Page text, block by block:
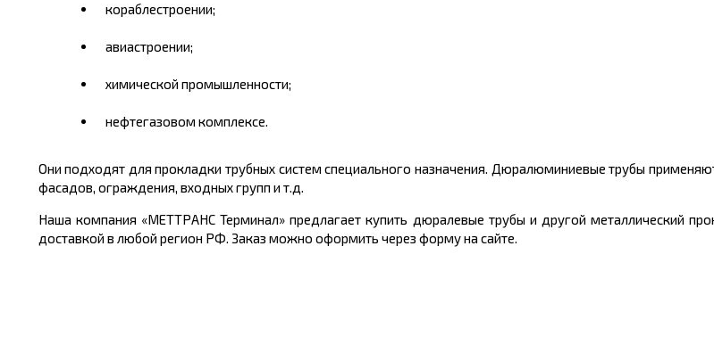
кораблестроении;
авиастроении;
химической промышленности;
нефтегазовом комплексе.
Они подходят для прокладки трубных систем специального назначения. Дюралюминиевые трубы
фасадов, ограждения, входных групп и т.д.
Наша компания «МЕТТРАНС Терминал» предлагаеткупить дюралевые трубы и другойметаллический
доставкой в любой регион РФ. Заказ можно оформить через форму на сайте.